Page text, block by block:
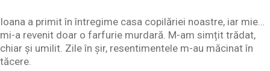
Ioana a primit în întregime casa copilăriei noastre, iar mie…
mi-a revenit doar o farfurie murdară. M-am simțit trădat,
chiar și umilit. Zile în șir, resentimentele m-au măcinat în
tăcere.